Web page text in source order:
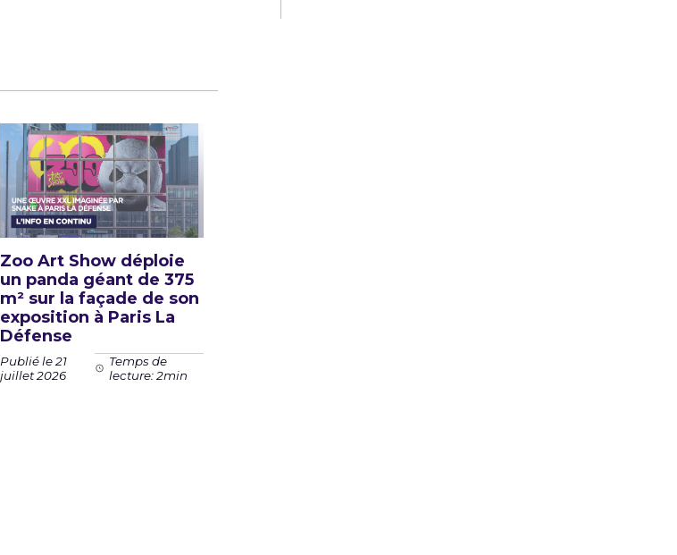
Zoo Art Show déploie
un panda géant de 375
m² sur la façade de son
exposition à Paris La
Défense
Publié le 21
juillet 2026
Temps de
lecture: 2min